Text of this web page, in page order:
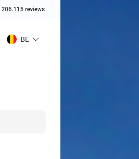
206.115 reviews
BE